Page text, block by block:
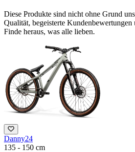
Diese Produkte sind nicht ohne Grund
Qualität, begeisterte Kundenbewertungen
Finde heraus, was alle lieben.
Danny24
135 - 150 cm